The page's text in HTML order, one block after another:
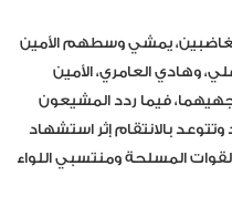
يمشي وسطهم الأمين
، وهادي العامري، الأمين
فيما ردد المشيعون
بالانتقام إثر استشهاد
أكثر من ٥٠ من أفراد القوات المسلحة ومنتسبي اللواء